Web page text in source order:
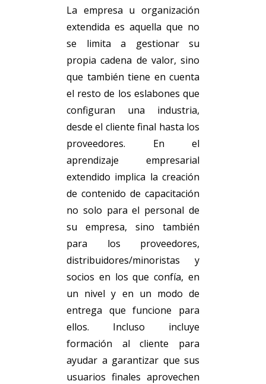
La empresa u organización
extendida es aquella que no
se limita a gestionar su
propia cadena de valor, sino
que también tiene en cuenta
el resto de los eslabones que
configuran una industria,
desde el cliente final hasta los
proveedores. En el
aprendizaje empresarial
extendido implica la creación
de contenido de capacitación
no solo para el personal de
su empresa, sino también
para los proveedores,
distribuidores/minoristas y
socios en los que confía, en
un nivel y en un modo de
entrega que funcione para
ellos. Incluso incluye
formación al cliente para
ayudar a garantizar que sus
usuarios finales aprovechen